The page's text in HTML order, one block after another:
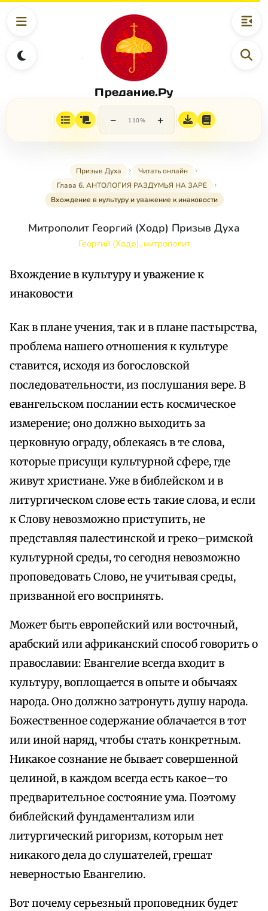
Предание.Ру
− 110% +
Призыв Духа
Читать онлайн
Глава 6. АНТОЛОГИЯ РАЗДУМЬЯ НА ЗАРЕ
Вхождение в культуру и уважение к инаковости
Митрополит Георгий (Ходр) Призыв Духа
Георгий (Ходр), митрополит
Вхождение в культуру и уважение к
инаковости
Как в плане учения, так и в плане пастырства,
проблема нашего отношения к культуре
ставится, исходя из богословской
последовательности, из послушания вере. В
евангельском послании есть космическое
измерение; оно должно выходить за
церковную ограду, облекаясь в те слова,
которые присущи культурной сфере, где
живут христиане. Уже в библейском и в
литургическом слове есть такие слова, и если
к Слову невозможно приступить, не
представляя палестинской и греко–римской
культурной среды, то сегодня невозможно
проповедовать Слово, не учитывая среды,
призванной его воспринять.
Может быть европейский или восточный,
арабский или африканский способ говорить о
православии: Евангелие всегда входит в
культуру, воплощается в опыте и обычаях
народа. Оно должно затронуть душу народа.
Божественное содержание облачается в тот
или иной наряд, чтобы стать конкретным.
Никакое сознание не бывает совершенной
целиной, в каждом всегда есть какое–то
предварительное состояние ума. Поэтому
библейский фундаментализм или
литургический ригоризм, которым нет
никакого дела до слушателей, грешат
неверностью Евангелию.
Вот почему серьезный проповедник будет